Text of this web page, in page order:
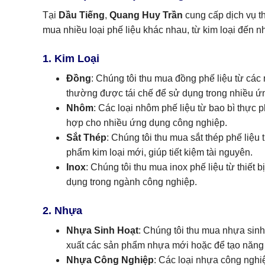
Tại Dầu Tiếng, Quang Huy Trần cung cấp dịch vụ
mua nhiều loại phế liệu khác nhau, từ kim loại đến
1. Kim Loại
Đồng: Chúng tôi thu mua đồng phế liệu từ
thường được tái chế để sử dụng trong nhiều
Nhôm: Các loại nhôm phế liệu từ bao bì thực
hợp cho nhiều ứng dụng công nghiệp.
Sắt Thép: Chúng tôi thu mua sắt thép phế
phẩm kim loại mới, giúp tiết kiệm tài nguyên.
Inox: Chúng tôi thu mua inox phế liệu từ thiết
dụng trong ngành công nghiệp.
2. Nhựa
Nhựa Sinh Hoạt: Chúng tôi thu mua nhựa
xuất các sản phẩm nhựa mới hoặc để tạo
Nhựa Công Nghiệp: Các loại nhựa công